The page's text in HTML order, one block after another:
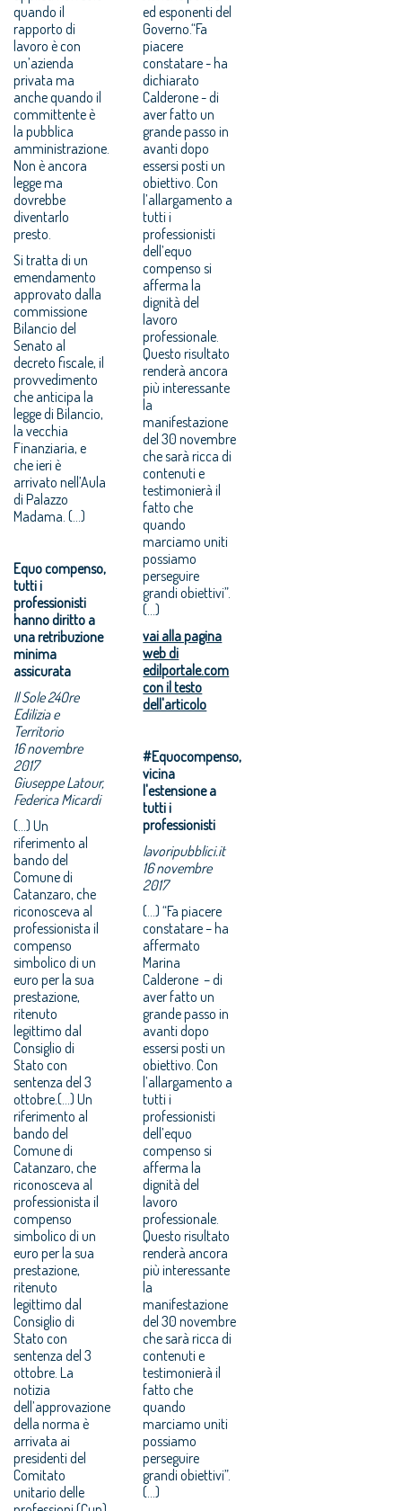
quando il
rapporto di
lavoro è con
un’azienda
privata ma
anche quando il
committente è
la pubblica
amministrazione.
Non è ancora
legge ma
dovrebbe
diventarlo
presto.
Si tratta di un
emendamento
approvato dalla
commissione
Bilancio del
Senato al
decreto fiscale, il
provvedimento
che anticipa la
legge di Bilancio,
la vecchia
Finanziaria, e
che ieri è
arrivato nell’Aula
di Palazzo
Madama. (...)
Equo compenso,
tutti i
professionisti
hanno diritto a
una retribuzione
minima
assicurata
Il Sole 24Ore
Edilizia e
Territorio
16 novembre
2017
Giuseppe Latour,
Federica Micardi
(...) Un
riferimento al
bando del
Comune di
Catanzaro, che
riconosceva al
professionista il
compenso
simbolico di un
euro per la sua
prestazione,
ritenuto
legittimo dal
Consiglio di
Stato con
sentenza del 3
ottobre.(...) Un
riferimento al
bando del
Comune di
Catanzaro, che
riconosceva al
professionista il
compenso
simbolico di un
euro per la sua
prestazione,
ritenuto
legittimo dal
Consiglio di
Stato con
sentenza del 3
ottobre. La
notizia
dell’approvazione
della norma è
arrivata ai
presidenti del
Comitato
unitario delle
ed esponenti del
Governo.“Fa
piacere
constatare - ha
dichiarato
Calderone - di
aver fatto un
grande passo in
avanti dopo
essersi posti un
obiettivo. Con
l’allargamento a
tutti i
professionisti
dell’equo
compenso si
afferma la
dignità del
lavoro
professionale.
Questo risultato
renderà ancora
più interessante
la
manifestazione
del 30 novembre
che sarà ricca di
contenuti e
testimonierà il
fatto che
quando
marciamo uniti
possiamo
perseguire
grandi obiettivi”.
(...)
vai alla pagina
web di
edilportale.com
con il testo
dell'articolo
#Equocompenso,
vicina
l'estensione a
tutti i
professionisti
lavoripubblici.it
16 novembre
2017
(...) “Fa piacere
constatare – ha
affermato
Marina
Calderone – di
aver fatto un
grande passo in
avanti dopo
essersi posti un
obiettivo. Con
l’allargamento a
tutti i
professionisti
dell’equo
compenso si
afferma la
dignità del
lavoro
professionale.
Questo risultato
renderà ancora
più interessante
la
manifestazione
del 30 novembre
che sarà ricca di
contenuti e
testimonierà il
fatto che
quando
marciamo uniti
possiamo
perseguire
grandi obiettivi”.
(...)